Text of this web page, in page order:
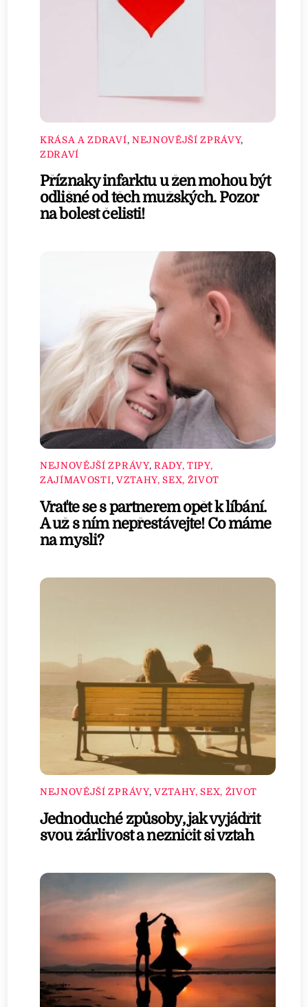
KRÁSA A ZDRAVÍ, NEJNOVĚJŠÍ ZPRÁVY,
ZDRAVÍ
Příznaky infarktu u žen mohou být
odlišné od těch mužských. Pozor
na bolest čelisti!
NEJNOVĚJŠÍ ZPRÁVY, RADY, TIPY,
ZAJÍMAVOSTI, VZTAHY, SEX, ŽIVOT
Vraťte se s partnerem opět k líbání.
A už s ním nepřestávejte! Co máme
na mysli?
NEJNOVĚJŠÍ ZPRÁVY, VZTAHY, SEX, ŽIVOT
Jednoduché způsoby, jak vyjádřit
svou žárlivost a nezničit si vztah